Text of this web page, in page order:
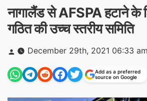
नागालैंड से AFSPA हटाने के
गठित की उच्च स्तरीय समिति
Posted
by
December 29th, 2021 06:33 am
Add as a preferred
source on Google